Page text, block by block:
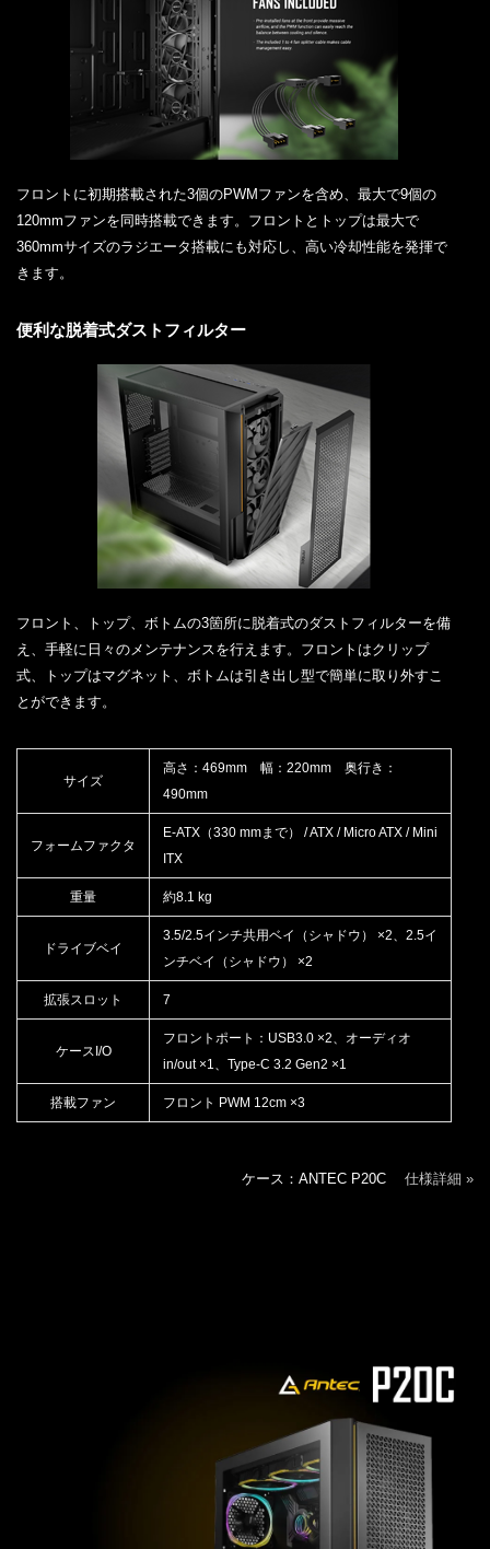
フロントに初期搭載された3個のPWMファンを含め、最大で9個の
120mmファンを同時搭載できます。フロントとトップは最大で
360mmサイズのラジエータ搭載にも対応し、高い冷却性能を発揮で
きます。
便利な脱着式ダストフィルター
フロント、トップ、ボトムの3箇所に脱着式のダストフィルターを備
え、手軽に日々のメンテナンスを行えます。フロントはクリップ
式、トップはマグネット、ボトムは引き出し型で簡単に取り外すこ
とができます。
サイズ
高さ：469mm 幅：220mm 奥行き：
490mm
フォームファクタ
E-ATX（330 mmまで） / ATX / Micro ATX / Mini
ITX
重量 約8.1 kg
ドライブベイ
3.5/2.5インチ共用ベイ（シャドウ） ×2、2.5イ
ンチベイ（シャドウ） ×2
拡張スロット 7
ケースI/O
フロントポート：USB3.0 ×2、オーディオ
in/out ×1、Type-C 3.2 Gen2 ×1
搭載ファン フロント PWM 12cm ×3
ケース：ANTEC P20C 仕様詳細 »